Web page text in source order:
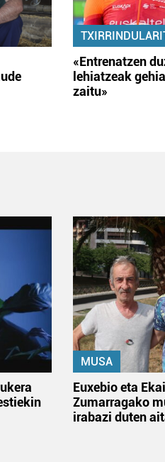
«Entrenatzen
lehiatzeak
zaitu»
MUSA
Euxebio eta
Zumarragako
irabazi duten